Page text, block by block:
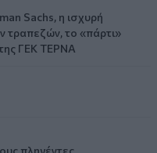
Sachs, η ισχυρή
τραπεζών, το «πάρτι»
της ΓΕΚ ΤΕΡΝΑ